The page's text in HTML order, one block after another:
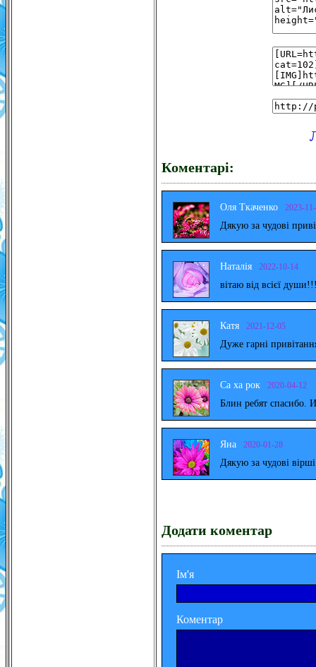
Коментарі:
Оля Ткаченко 2023-
Дякую за чудові
Наталія 2022-10-14
вітаю від всієї
Катя 2021-12-05
Дуже гарні
Са ха рок 2020-04-12
Блин ребят спасибо.
Яна 2020-01-28
Дякую за чудові
Додати коментар
Ім'я
Коментар